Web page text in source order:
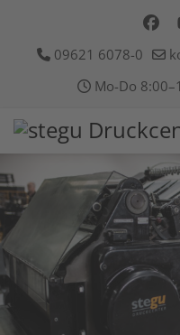
09621 6078-0
Mo-Do